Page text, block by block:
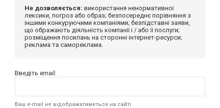
Не дозволяється: використання ненормативної
лексики, погроз або образ; безпосереднє порівняння з
іншими конкуруючими компаніями; безпідставні заяви,
що ображають діяльність компанії і / або її послуги;
розміщення посилань на сторонні інтернет-ресурси;
реклама та самореклама.
Введіть email:
Ваш e-mail не відображатиметься на сайті